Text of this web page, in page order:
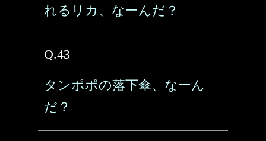
れるリカ、なーんだ？
Q.43
タンポポの落下傘、なーん
だ？